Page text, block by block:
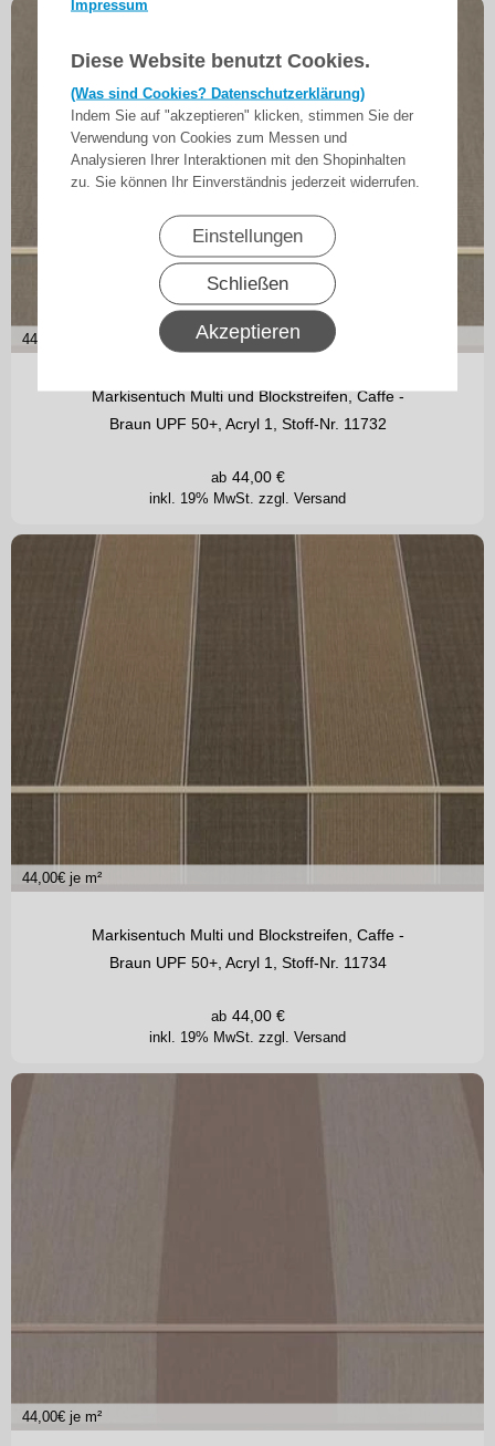
Impressum
Diese Website benutzt Cookies.
(Was sind Cookies? Datenschutzerklärung)
Indem Sie auf "akzeptieren" klicken, stimmen Sie der
Verwendung von Cookies zum Messen und
Analysieren Ihrer Interaktionen mit den Shopinhalten
zu. Sie können Ihr Einverständnis jederzeit widerrufen.
Einstellungen
Schließen
Akzeptieren
44,00
Markisentuch Multi und Blockstreifen, Caffe -
Braun UPF 50+, Acryl 1, Stoff-Nr. 11732
inkl. 19% MwSt. zzgl. Versand
ab 44,00€
44,00€ je m²
Markisentuch Multi und Blockstreifen, Caffe -
Braun UPF 50+, Acryl 1, Stoff-Nr. 11734
inkl. 19% MwSt. zzgl. Versand
ab 44,00€
44,00€ je m²